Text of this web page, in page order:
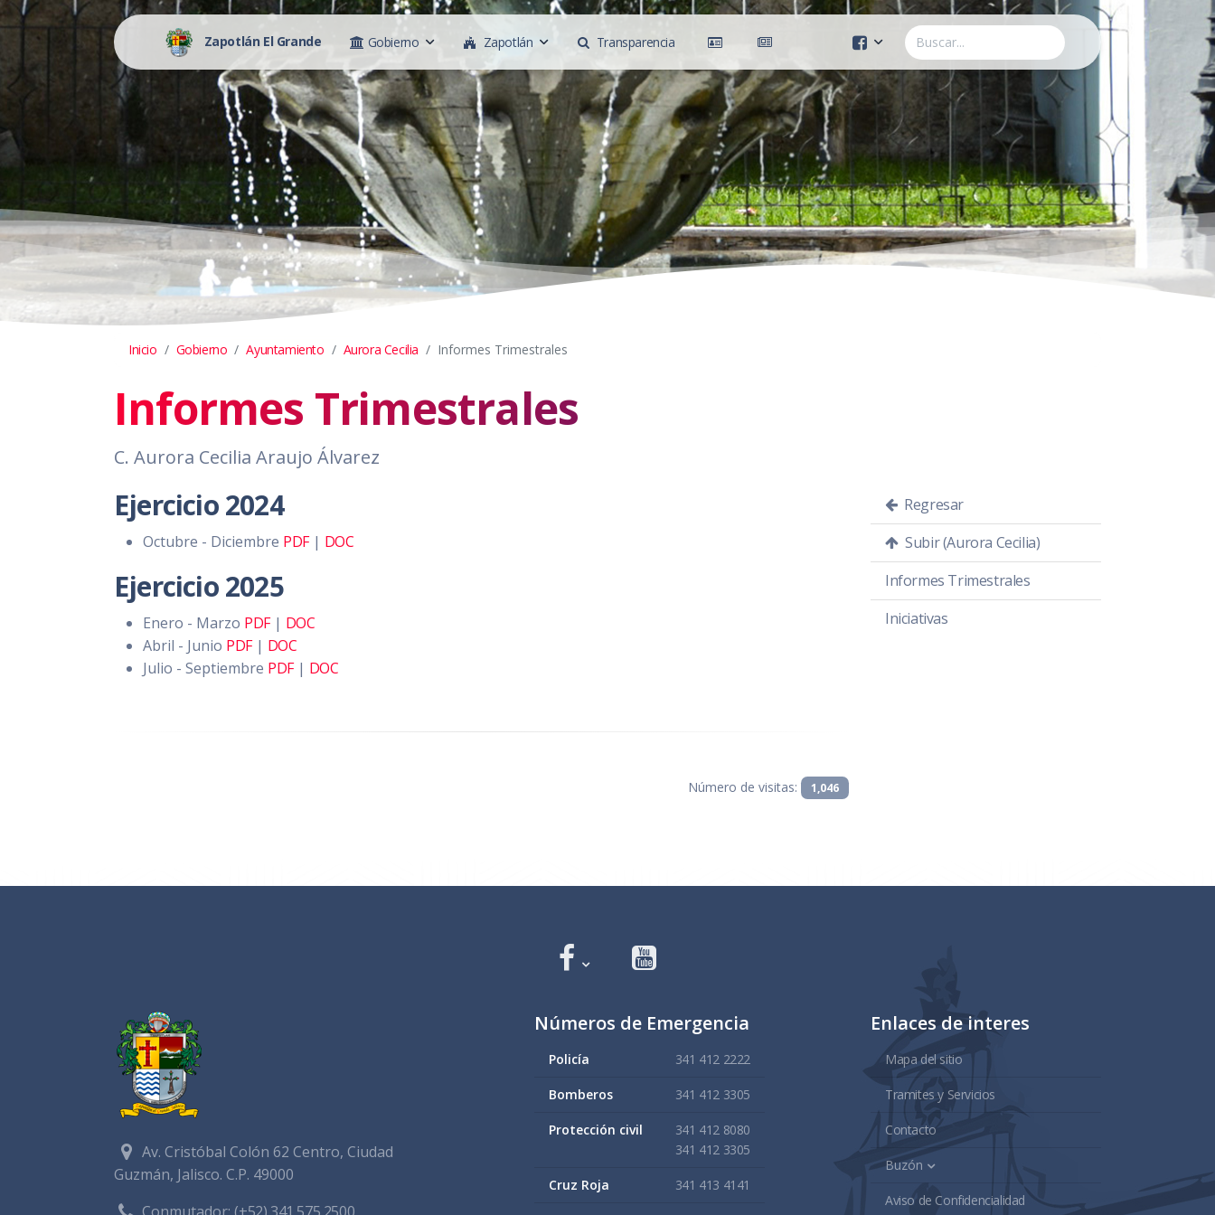
Zapotlán El Grande Gobierno Zapotlán Transparencia
Cuenta Oficial
Construcción de Comunidad
Servicios Públicos
Instituto de la Mujer
Tránsito y Vialidad
Gestión de la Ciudad
Youtube
Inicio Gobierno Ayuntamiento Aurora Cecilia Informes Trimestrales
Informes Trimestrales
C. Aurora Cecilia Araujo Álvarez
Ejercicio 2024
Octubre - Diciembre PDF| DOC
Ejercicio 2025
Enero - Marzo PDF| DOC
Abril - Junio PDF| DOC
Julio - Septiembre PDF| DOC
Número de visitas: 1,046
Regresar
Subir (Aurora Cecilia)
Informes Trimestrales
Iniciativas
Av. Cristóbal Colón 62 Centro, Ciudad
Guzmán, Jalisco. C.P. 49000
Números de Emergencia
Policía 341 412 2222
Bomberos 341 412 3305
Protección civil
341 412 8080
341 412 3305
Cruz Roja 341 413 4141
Enlaces de interes
Mapa del sitio
Tramites y Servicios
Contacto
Buzón
Aviso de Confidencialidad